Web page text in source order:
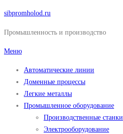
Перейти
содержимому
sibpromholod.ru
Промышленность и производство
Меню
Автоматические линии
Доменные процессы
Легкие металлы
Промышленное оборудование
Производственные станки
Электрооборудование